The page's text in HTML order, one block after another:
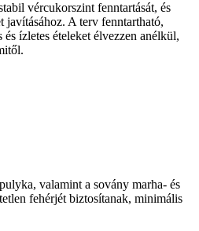
vércukorszint fenntartását, és
javításához. A terv fenntartható,
ízletes ételeket élvezzen anélkül,
valamint a sovány marha- és
fehérjét biztosítanak, minimális